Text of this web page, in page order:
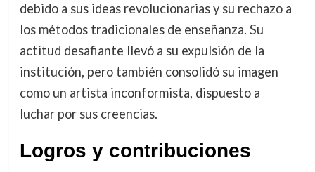
debido a sus ideas revolucionarias y su rechazo a
los métodos tradicionales de enseñanza. Su
actitud desafiante llevó a su expulsión de la
institución, pero también consolidó su imagen
como un artista inconformista, dispuesto a
luchar por sus creencias.
Logros y contribuciones